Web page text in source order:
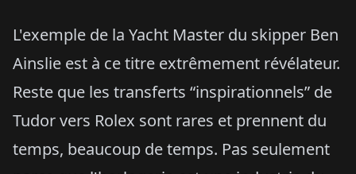
L'exemple de la Yacht Master du skipper Ben
Ainslie est à ce titre extrêmement révélateur.
Reste que les transferts “inspirationnels” de
Tudor vers Rolex sont rares et prennent du
temps, beaucoup de temps. Pas seulement